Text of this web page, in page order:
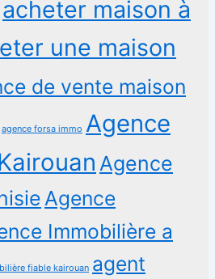
acheter maison à
une maison
de vente maison
agence forsa immo Agence
Agence
Agence
Immobilière a
fiable kairouan agent